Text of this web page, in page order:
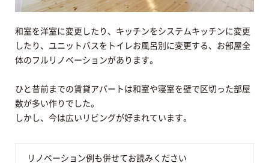
和室を洋室に変更したり、キッチンをシステムキッチンに変更
したり、ユニットバスをトイレお風呂別に変更する、お部屋全
体のフルリノベーションがあります。
ひと昔前までの賃貸アパートは和室や寝室を壁で区切った部屋
数が多い作りでした。
しかし、今は広いリビングが好まれています。
リノベーション例も併せてお読みください